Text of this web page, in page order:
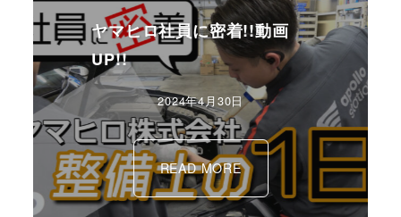
ヤマヒロ社員に密着!!動画
UP!!
2024年4月30日
READ MORE